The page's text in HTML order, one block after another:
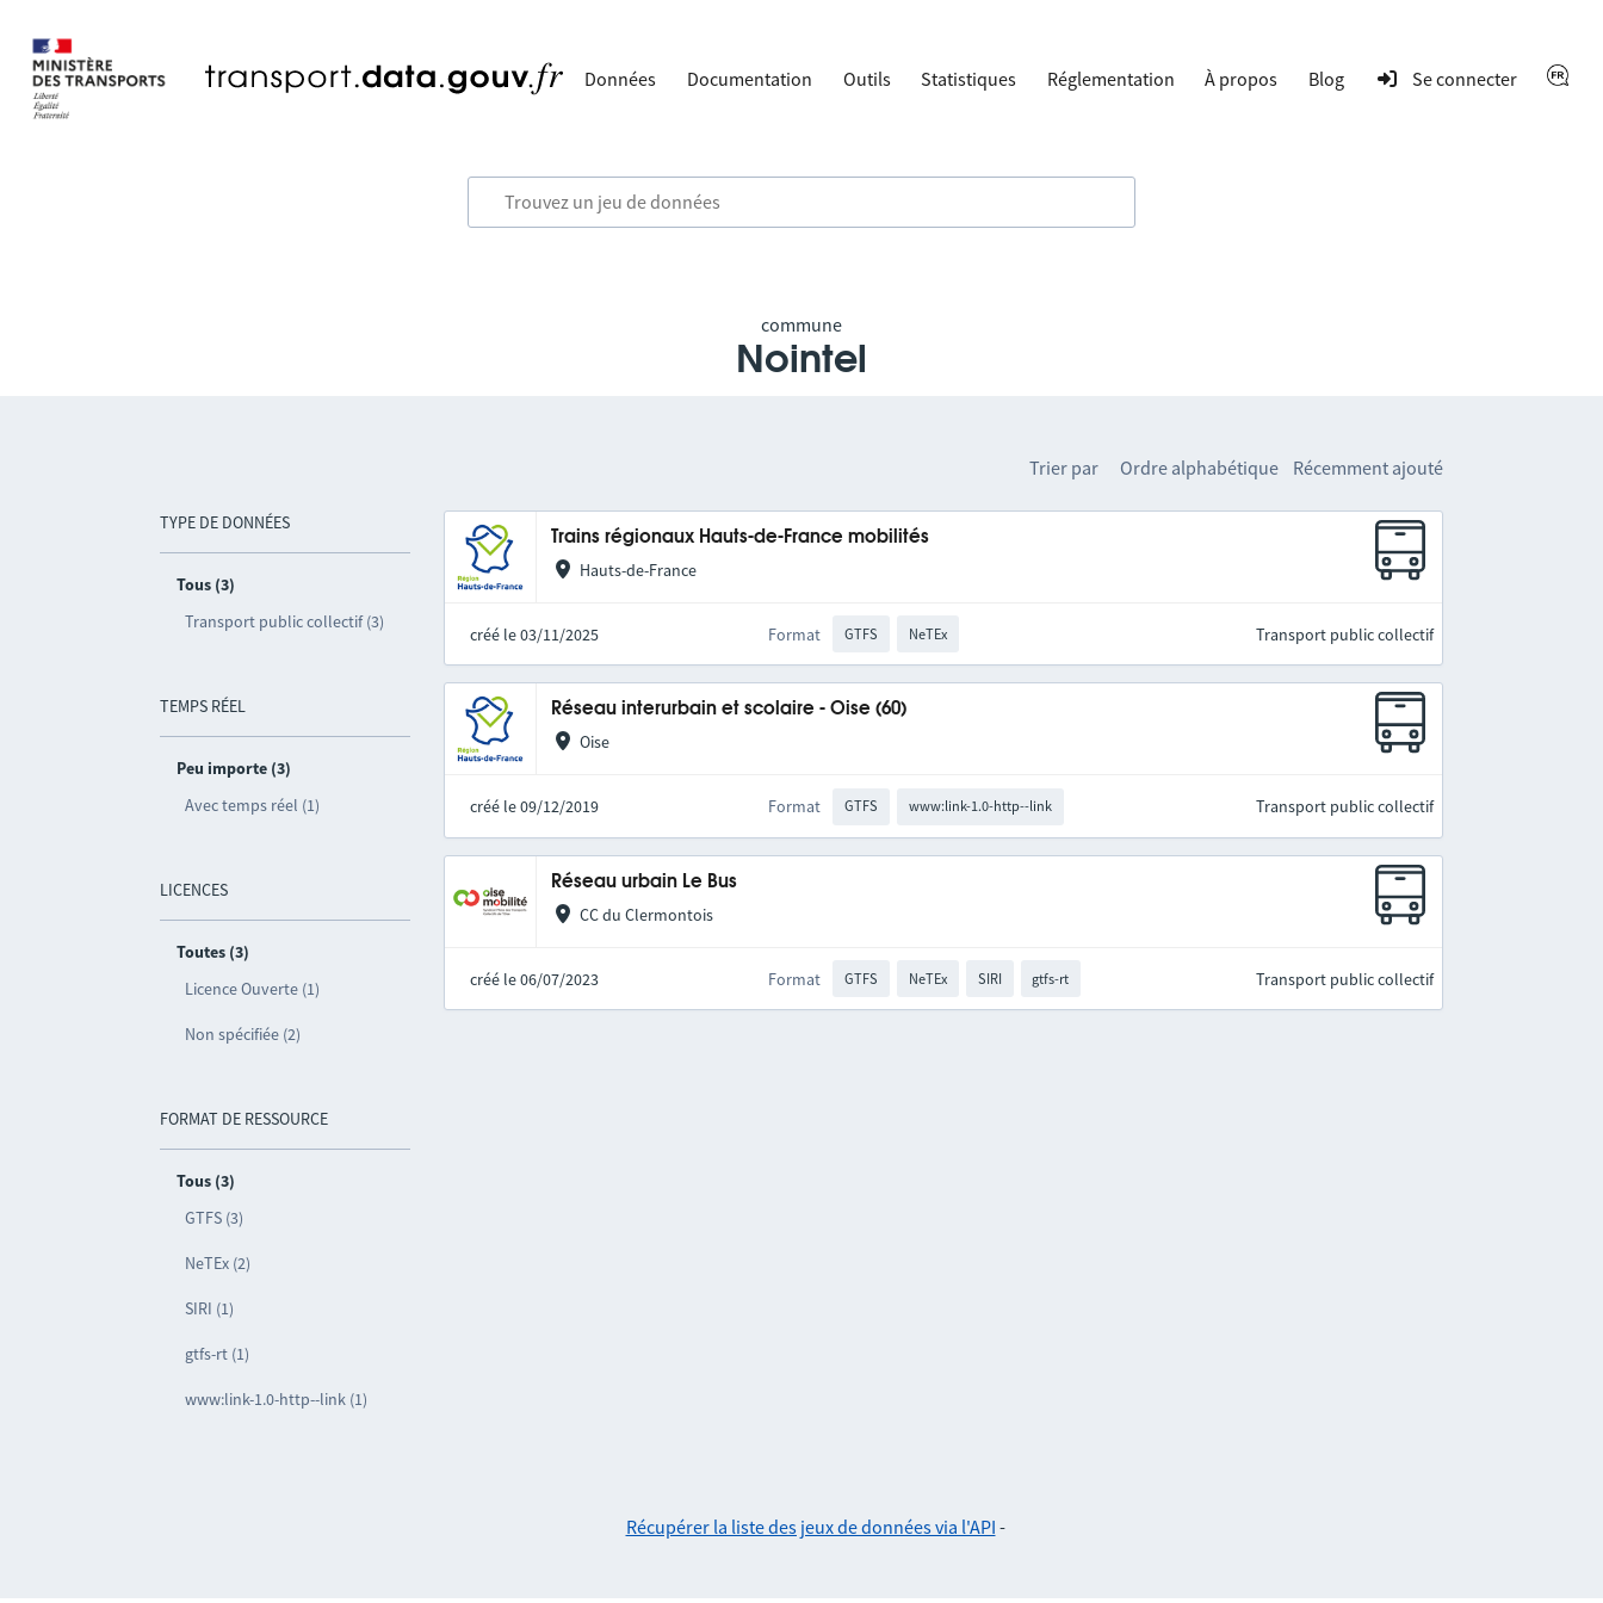
Données Documentation Outils Statistiques Réglementation À propos Blog Se connecter
commune
Nointel
TYPE DE DONNÉES
Tous (3)
Transport public collectif (3)
TEMPS RÉEL
Peu importe (3)
Avec temps réel (1)
LICENCES
Toutes (3)
Licence Ouverte (1)
Non spécifiée (2)
FORMAT DE RESSOURCE
Tous (3)
GTFS (3)
NeTEx (2)
SIRI (1)
gtfs-rt (1)
www:link-1.0-http--link (1)
Trier par Ordre alphabétique Récemment ajouté
Trains régionaux Hauts-de-France mobilités
Hauts-de-France
créé le 03/11/2025 Format GTFS NeTEx Transport public collectif
Réseau interurbain et scolaire - Oise (60)
Oise
créé le 09/12/2019 Format GTFS www:link-1.0-http--link Transport public collectif
Réseau urbain Le Bus
CC du Clermontois
créé le 06/07/2023 Format GTFS NeTEx SIRI gtfs-rt Transport public collectif
Récupérer la liste des jeux de données via l'API -